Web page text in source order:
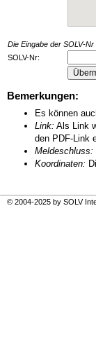
Die Eingabe der SOLV-
SOLV-Nr:
Bemerkungen:
Es können
Link: Als Link
den PDF-Link
Meldeschluss:
Koordinaten:
© 2004-2025 by SOLV